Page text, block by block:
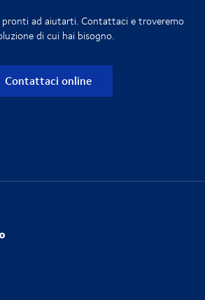
ad aiutarti. Contattaci e troveremo
di cui hai bisogno.
Contattaci online